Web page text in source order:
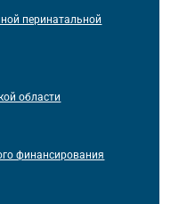
перинатальной
области
финансирования